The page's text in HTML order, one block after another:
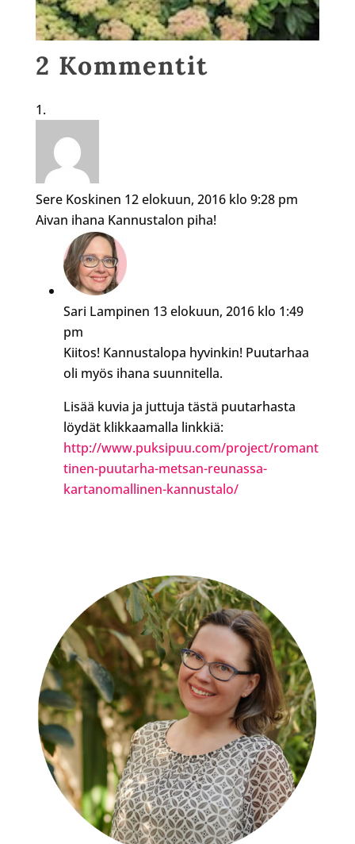
2 Kommentit
Sere Koskinen 12 elokuun, 2016 klo 9:28 pm
Aivan ihana Kannustalon piha!
Sari Lampinen 13 elokuun, 2016 klo 1:49
pm
Kiitos! Kannustalopa hyvinkin! Puutarhaa
oli myös ihana suunnitella.
Lisää kuvia ja juttuja tästä puutarhasta
löydät klikkaamalla linkkiä:
http://www.puksipuu.com/project/romant
tinen-puutarha-metsan-reunassa-
kartanomallinen-kannustalo/